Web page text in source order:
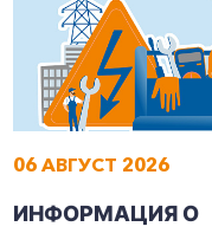
06 АВГУСТ 2026
ИНФОРМАЦИЯ О